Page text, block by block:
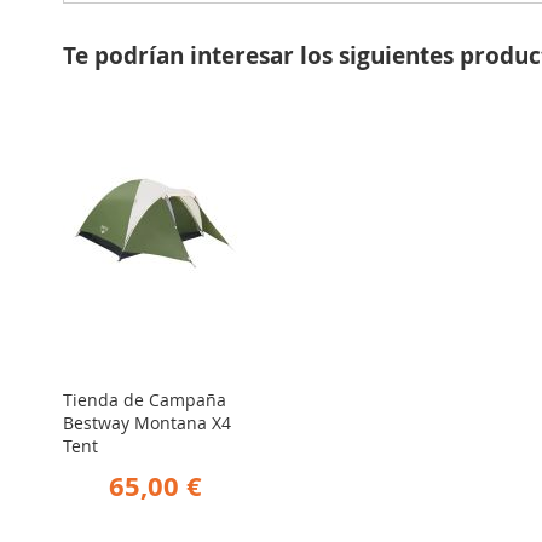
Te podrían interesar los siguientes
Tienda de Campaña
Bestway Montana X4
Tent
65,00 €